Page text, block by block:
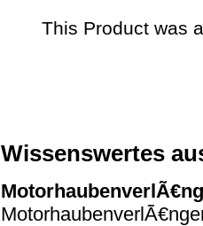
This Product was
Wissenswertes